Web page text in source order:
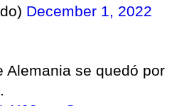
December 1, 2022
Alemania se quedó por